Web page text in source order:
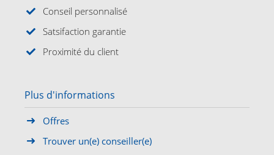
Conseil personnalisé
Satsifaction garantie
Proximité du client
Plus d'informations
Offres
Trouver un(e) conseiller(e)